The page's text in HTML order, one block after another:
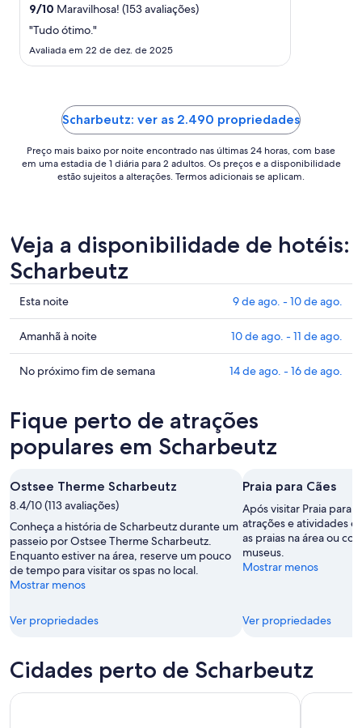
ago.
a
de
ago..
9/10 Maravilhosa! (153 avaliações)
"Tudo ótimo."
Avaliada em 22 de dez. de 2025
Scharbeutz: ver as 2.490 propriedades
Preço mais baixo por noite encontrado nas últimas 24 horas, com base
em uma estadia de 1 diária para 2 adultos. Os preços e a disponibilidade
estão sujeitos a alterações. Termos adicionais se aplicam.
Veja a disponibilidade de hotéis:
Scharbeutz
Confira
os
preços
em
Scharbeutz
noite,
de
-
10
de
ago.
Esta noite 9 de ago. - 10 de ago.
Confira
os
preços
para
amanhã
à
10
de
ago.
-
11
de
ago.
Amanhã à noite 10 de ago. - 11 de ago.
Confira
em
Scharbeutz
para
próximo
fim
de
semana,
14
de
ago.
16
ago.
No próximo fim de semana 14 de ago. - 16 de ago.
Fique perto de atrações
populares em Scharbeutz
Ostsee Therme Scharbeutz
8.4/10 (113 avaliações)
Conheça a história de Scharbeutz durante um
passeio por Ostsee Therme Scharbeutz.
Enquanto estiver na área, reserve um pouco
de tempo para visitar os spas no local.
Mostrar menos
Ver propriedades
Praia para Cães
Após visitar Praia para
atrações e atividades
as praias na área ou
museus.
Mostrar menos
Ver propriedades
Cidades perto de Scharbeutz